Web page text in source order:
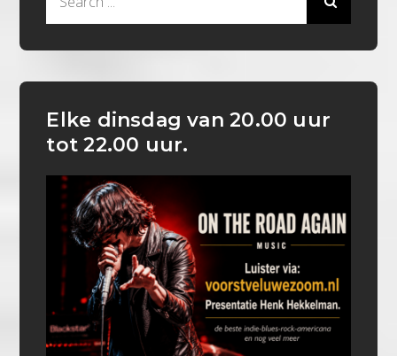
Elke dinsdag van 20.00 uur
tot 22.00 uur.